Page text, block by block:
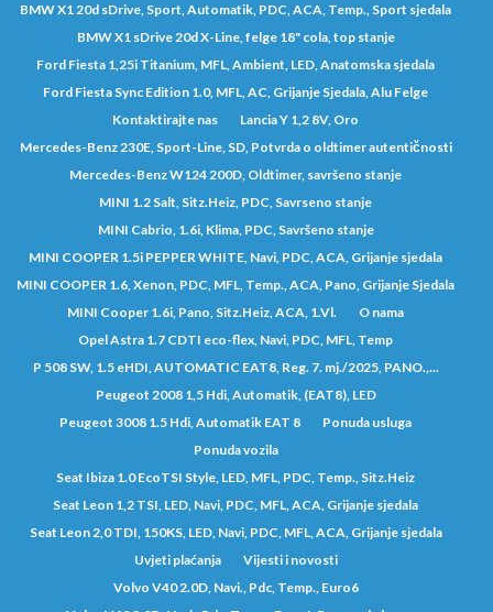
BMW X1 20d sDrive, Sport, Automatik, PDC, ACA, Temp., Sport sjedala
BMW X1 sDrive 20d X-Line, felge 18" cola, top stanje
Ford Fiesta 1,25i Titanium, MFL, Ambient, LED, Anatomska sjedala
Ford Fiesta Sync Edition 1.0, MFL, AC, Grijanje Sjedala, Alu Felge
Kontaktirajte nas
Lancia Y 1,2 8V, Oro
Mercedes-Benz 230E, Sport-Line, SD, Potvrda o oldtimer autentičnosti
Mercedes-Benz W124 200D, Oldtimer, savršeno stanje
MINI 1.2 Salt, Sitz.Heiz, PDC, Savrseno stanje
MINI Cabrio, 1.6i, Klima, PDC, Savršeno stanje
MINI COOPER 1.5i PEPPER WHITE, Navi, PDC, ACA, Grijanje sjedala
MINI COOPER 1.6, Xenon, PDC, MFL, Temp., ACA, Pano, Grijanje Sjedala
MINI Cooper 1.6i, Pano, Sitz.Heiz, ACA, 1.Vl.
O nama
Opel Astra 1.7 CDTI eco-flex, Navi, PDC, MFL, Temp
P 508 SW, 1.5 eHDI, AUTOMATIC EAT8, Reg. 7. mj./2025, PANO.,...
Peugeot 2008 1,5 Hdi, Automatik, (EAT8), LED
Peugeot 3008 1.5 Hdi, Automatik EAT 8
Ponuda usluga
Ponuda vozila
Seat Ibiza 1.0 EcoTSI Style, LED, MFL, PDC, Temp., Sitz.Heiz
Seat Leon 1,2 TSI, LED, Navi, PDC, MFL, ACA, Grijanje sjedala
Seat Leon 2,0 TDI, 150KS, LED, Navi, PDC, MFL, ACA, Grijanje sjedala
Uvjeti plaćanja
Vijesti i novosti
Volvo V40 2.0D, Navi., Pdc, Temp., Euro6